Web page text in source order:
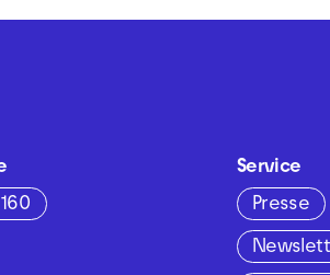
Service
Presse